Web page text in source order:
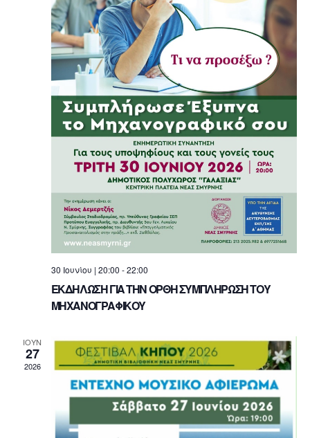
30 Ιουνίου | 20:00 -22:00
ΕΚΔΗΛΩΣΗ ΓΙΑ ΤΗΝ ΟΡΘΗ ΣΥΜΠΛΗΡΩΣΗ ΤΟΥ
ΜΗΧΑΝΟΓΡΑΦΙΚΟΥ
ΙΟΎΝ
27
2026